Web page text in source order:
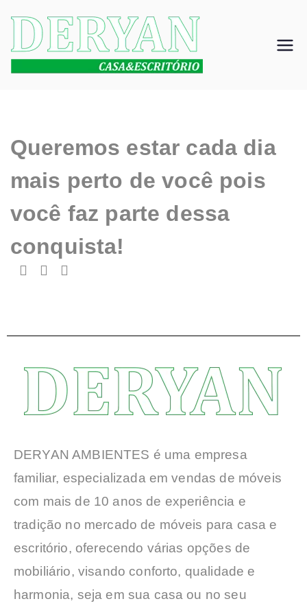
DERYAN CASA
Somos uma loja
inovação do
mobiliário,
agregando total
funcionalidade,
beleza e
qualidade.
Queremos estar cada dia
mais perto de você pois
você faz parte dessa
conquista!
DERYAN AMBIENTES é uma empresa
familiar, especializada em vendas de móveis
com mais de 10 anos de experiência e
tradição no mercado de móveis para casa e
escritório, oferecendo várias opções de
mobiliário, visando conforto, qualidade e
harmonia, seja em sua casa ou no seu